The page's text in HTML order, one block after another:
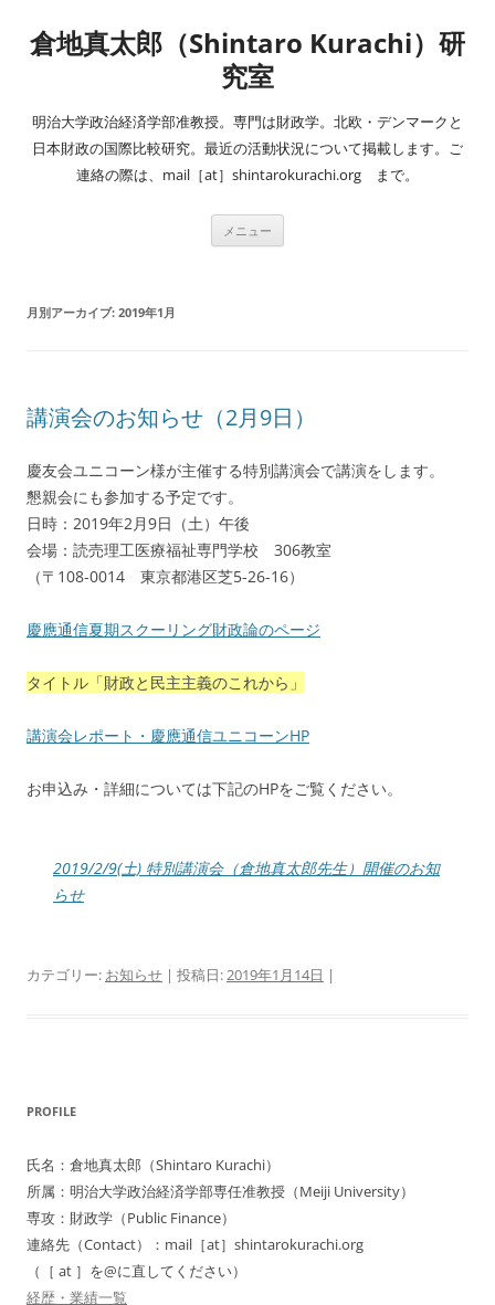
テ
ン
キ
ッ
プ
倉地真太郎（Shintaro Kurachi）研
究室
明治大学政治経済学部准教授。専門は財政学。北欧・デンマークと
日本財政の国際比較研究。最近の活動状況について掲載します。ご
連絡の際は、mail［at］shintarokurachi.org まで。
メニュー
月別アーカイブ: 2019年1月
講演会のお知らせ（2月9日）
慶友会ユニコーン様が主催する特別講演会で講演をします。
懇親会にも参加する予定です。
日時：2019年2月9日（土）午後
会場：読売理工医療福祉専門学校 306教室
（〒108-0014 東京都港区芝5-26-16）
慶應通信夏期スクーリング財政論のページ
タイトル「財政と民主主義のこれから」
講演会レポート・慶應通信ユニコーンHP
お申込み・詳細については下記のHPをご覧ください。
2019/2/9(土) 特別講演会（倉地真太郎先生）開催のお知
らせ
カテゴリー: お知らせ | 投稿日:2019年1月14日 |
PROFILE
氏名：倉地真太郎（Shintaro Kurachi）
所属：明治大学政治経済学部専任准教授（Meiji University）
専攻：財政学（Public Finance）
連絡先（Contact）：mail［at］shintarokurachi.org
（［ at ］を@に直してください）
経歴・業績一覧